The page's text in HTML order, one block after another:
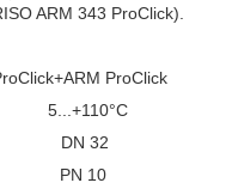
ARM 343 ProClick).
ProClick
32
10